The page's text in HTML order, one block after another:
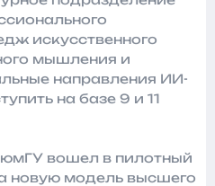
искусственного
мышления и
направления ИИ-
на базе 9 и 11
вошел в пилотный
новую модель высшего